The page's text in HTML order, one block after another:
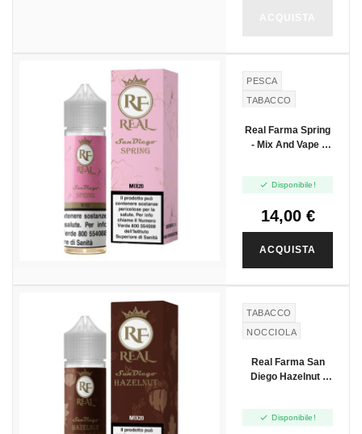
PESCA
TABACCO
Real Farma Spring
- Mix And Vape -
 Disponibile!
14,00 €
ACQUISTA
TABACCO
NOCCIOLA
Real Farma San
Diego Hazelnut -
 Disponibile!